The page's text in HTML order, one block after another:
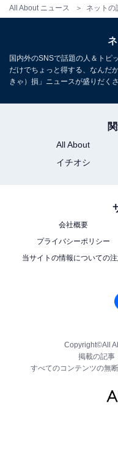
All About ニュース ネットの
国内外のSNSで話題の人＆トピ
だけでちょっと得する、なんだ
きゃ）損」ニュースが盛りだくさ
All About
イチオシ
会社概要
プライバシーポリシー
当サイトの情報についての
Copyright©All
掲載の記事
すべてのコンテンツの無